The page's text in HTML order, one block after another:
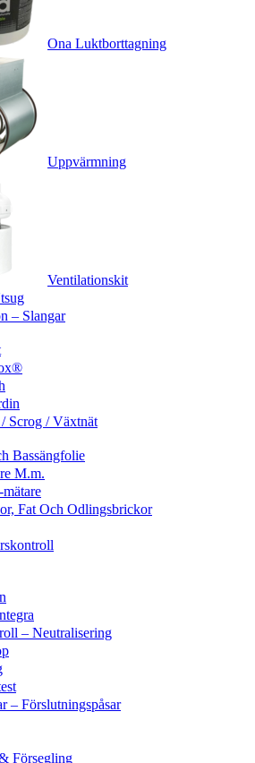
Ona Luktborttagning
Uppvärmning
Ventilationskit
– Slangar
Scrog / Växtnät
Bassängfolie
M.m.
Fat Och Odlingsbrickor
– Neutralisering
– Förslutningspåsar
Försegling